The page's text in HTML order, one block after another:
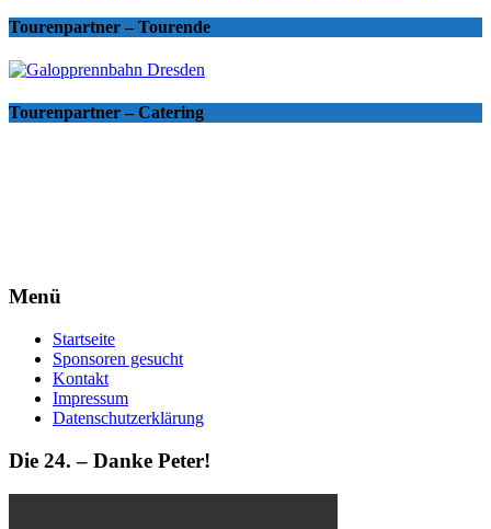
Tourenpartner – Tourende
Tourenpartner – Catering
Menü
Startseite
Sponsoren gesucht
Kontakt
Impressum
Datenschutzerklärung
Die 24. – Danke Peter!